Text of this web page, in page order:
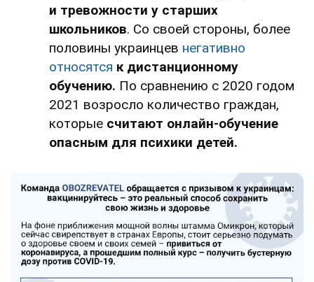
и тревожности у старших
школьников. Со своей стороны, более
половины украинцев негативно
относятся к дистанционному
обучению. По сравнению с 2020 годом
2021 возросло количество граждан,
которые считают онлайн-обучение
опасным для психики детей.